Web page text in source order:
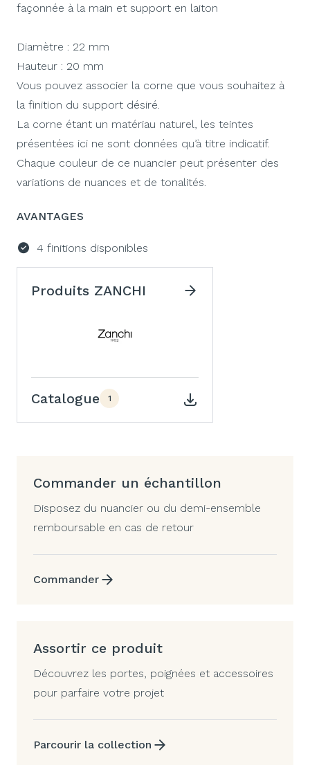
façonnée à la main et support en laiton
Diamètre : 22 mm
Hauteur : 20 mm
Vous pouvez associer la corne que vous souhaitez à
la finition du support désiré.
La corne étant un matériau naturel, les teintes
présentées ici ne sont données qu’à titre indicatif.
Chaque couleur de ce nuancier peut présenter des
variations de nuances et de tonalités.
AVANTAGES
4 finitions disponibles
Produits ZANCHI
Catalogue 1
Commander un échantillon
Disposez du nuancier ou du demi-ensemble
remboursable en cas de retour
Commander
Assortir ce produit
Découvrez les portes, poignées et accessoires
pour parfaire votre projet
Parcourir la collection